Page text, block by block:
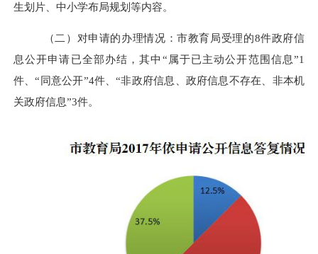
生划片、中小学布局规划等内容。
（二） 对申请的办理情况 ：市教育局受理的8件政府信
息公开申请已全部办结，其中“属于已主动公开范围信息”1
件、“同意公开”4件、“非政府信息、政府信息不存在、非本机
关政府信息”3件。